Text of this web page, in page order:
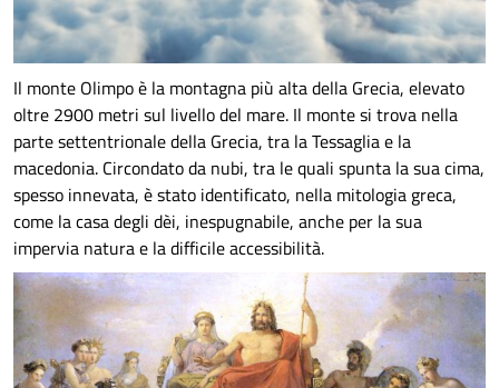
Il monte Olimpo è la montagna più alta della Grecia, elevato
oltre 2900 metri sul livello del mare. Il monte si trova nella
parte settentrionale della Grecia, tra la Tessaglia e la
macedonia. Circondato da nubi, tra le quali spunta la sua cima,
spesso innevata, è stato identificato, nella mitologia greca,
come la casa degli dèi, inespugnabile, anche per la sua
impervia natura e la difficile accessibilità.